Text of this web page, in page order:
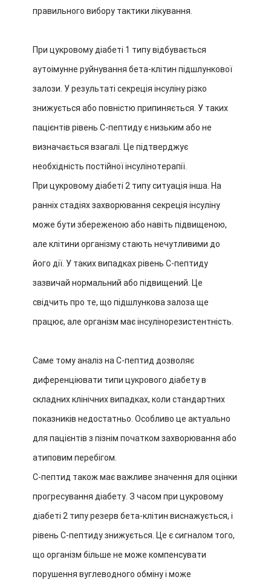
правильного вибору тактики лікування.
При цукровому діабеті 1 типу відбувається
аутоімунне руйнування бета-клітин підшлункової
залози. У результаті секреція інсуліну різко
знижується або повністю припиняється. У таких
пацієнтів рівень С-пептиду є низьким або не
визначається взагалі. Це підтверджує
необхідність постійної інсулінотерапії.
При цукровому діабеті 2 типу ситуація інша. На
ранніх стадіях захворювання секреція інсуліну
може бути збереженою або навіть підвищеною,
але клітини організму стають нечутливими до
його дії. У таких випадках рівень С-пептиду
зазвичай нормальний або підвищений. Це
свідчить про те, що підшлункова залоза ще
працює, але організм має інсулінорезистентність.
Саме тому аналіз на С-пептид дозволяє
диференціювати типи цукрового діабету в
складних клінічних випадках, коли стандартних
показників недостатньо. Особливо це актуально
для пацієнтів з пізнім початком захворювання або
атиповим перебігом.
С-пептид також має важливе значення для оцінки
прогресування діабету. З часом при цукровому
діабеті 2 типу резерв бета-клітин виснажується, і
рівень С-пептиду знижується. Це є сигналом того,
що організм більше не може компенсувати
порушення вуглеводного обміну і може